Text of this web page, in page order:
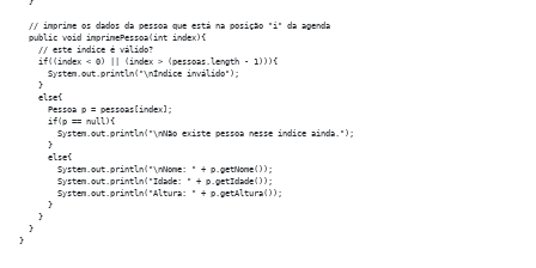
  }
  // imprime os dados da pessoa que está na posição "i" da agenda
  public void imprimePessoa(int index){
    // este índice é válido?
    if((index < 0) || (index > (pessoas.length - 1))){
      System.out.println("\nÍndice inválido");
    }
    else{
      Pessoa p = pessoas[index];
      if(p == null){
        System.out.println("\nNão existe pessoa nesse índice ainda.");
      }
      else{
        System.out.println("\nNome: " + p.getNome());
        System.out.println("Idade: " + p.getIdade());
        System.out.println("Altura: " + p.getAltura());
      }
    }
  }